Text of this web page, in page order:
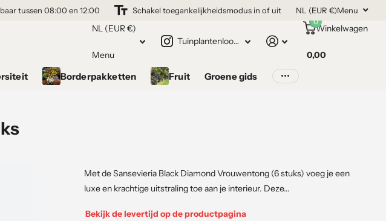
tussen 08:00 en 12:00 Schakel toegankelijkheidsmodus in of uit NL (EUR €)Menu
NL (EUR €)
Menu
Tuinplantenloods.nl
Winkelwagen
0
0,00
Borderpakketten Fruit Groene gids
Met de Sansevieria Black Diamond Vrouwentong (6 stuks) voeg je een
luxe en krachtige uitstraling toe aan je interieur. Deze...
Bekijk de levertijd op de productpagina